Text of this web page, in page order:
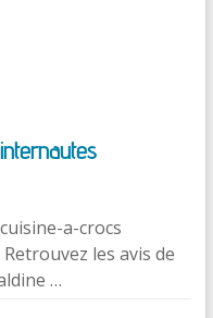
a-crocs
les avis de
…